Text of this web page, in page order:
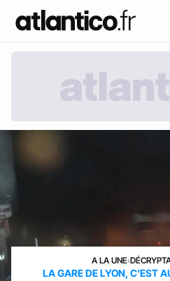
A LA UNE›
LA GARE DE LYON, C'EST